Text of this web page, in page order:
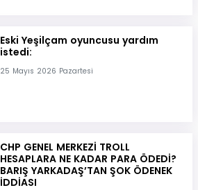
Eski Yeşilçam oyuncusu yardım
istedi:
25 Mayıs 2026 Pazartesi
CHP GENEL MERKEZİ TROLL
HESAPLARA NE KADAR PARA ÖDEDİ?
BARIŞ YARKADAŞ’TAN ŞOK ÖDENEK
İDDİASI